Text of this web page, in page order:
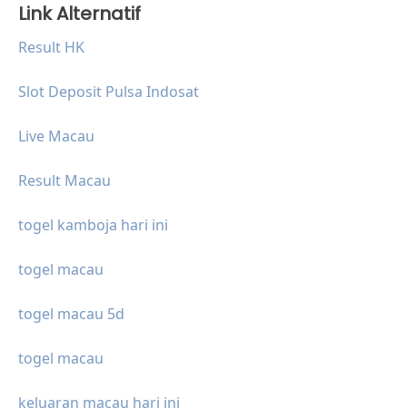
Link Alternatif
Result HK
Slot Deposit Pulsa Indosat
Live Macau
Result Macau
togel kamboja hari ini
togel macau
togel macau 5d
togel macau
keluaran macau hari ini